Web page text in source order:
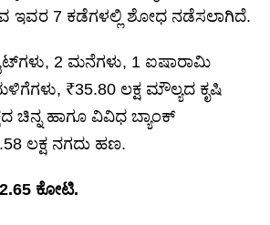
7 ಕಡೆಗಳಲ್ಲಿ ಶೋಧ ನಡೆಸಲಾಗಿದೆ.
2 ಮನೆಗಳು, 1 ಐಷಾರಾಮಿ
₹35.80 ಲಕ್ಷ ಮೌಲ್ಯದ ಕೃಷಿ
ಚಿನ್ನ ಹಾಗೂ ವಿವಿಧ ಬ್ಯಾಂಕ್
ಲಕ್ಷ ನಗದು ಹಣ.
ಕೋಟಿ.